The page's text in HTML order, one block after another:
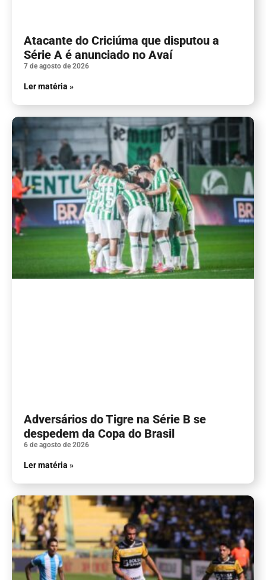
Atacante do Criciúma que disputou a
Série A é anunciado no Avaí
7 de agosto de 2026
Ler matéria »
Adversários do Tigre na Série B se
despedem da Copa do Brasil
6 de agosto de 2026
Ler matéria »